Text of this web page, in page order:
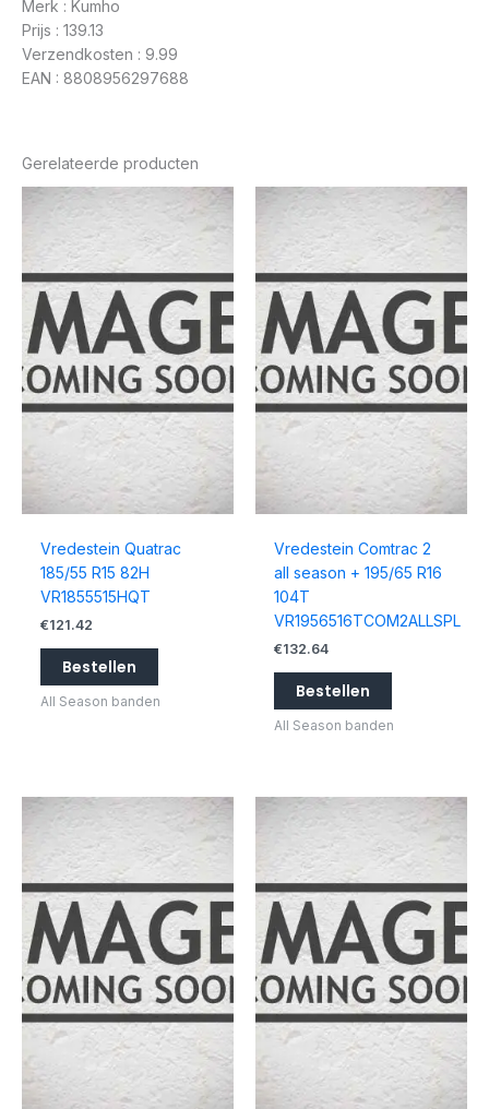
Merk : Kumho
Prijs : 139.13
Verzendkosten : 9.99
EAN : 8808956297688
Gerelateerde producten
Vredestein Quatrac
185/55 R15 82H
VR1855515HQT
€121.42
Bestellen
All Season banden
Vredestein Comtrac 2
all season + 195/65 R16
104T
VR1956516TCOM2ALLSPL
€132.64
Bestellen
All Season banden